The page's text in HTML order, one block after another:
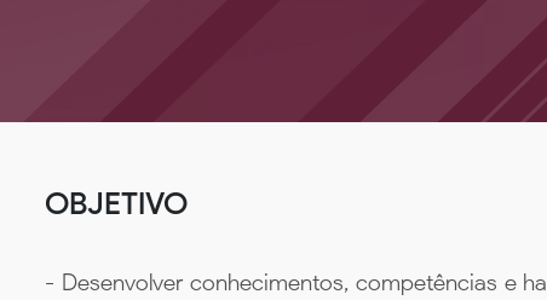
OBJETIVO
- Desenvolver conhecimentos, competências e